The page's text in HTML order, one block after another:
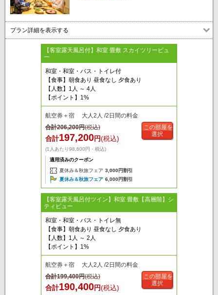
プラン詳細を表示する
【客室露天風呂付】和室 畳敷 スカイツリービュ
ー
和室・和室・バス・トイレ付
【食事】朝食あり 昼食なし 夕食あり
【人数】1人 ～ 4人
【ポイント】1%
航空券＋宿 大人2人 /2日間の料金
合計206,200円(税込)
合計197,200円(税込)
(1人あたり98,600円・税込)
適用済みのクーポン
夏休み＆秋旅フェア 3,000円割引
夏休み＆秋旅フェア 6,000円割引
この部屋を
選択
【客室露天風呂付ツイン】和室 畳敷【高層階】シ
ティビュー
和室・和室・バス・トイレ無
【食事】朝食あり 昼食なし 夕食あり
【人数】1人 ～ 2人
【ポイント】1%
航空券＋宿 大人2人 /2日間の料金
合計199,400円(税込)
合計190,400円(税込)
この部屋を
選択